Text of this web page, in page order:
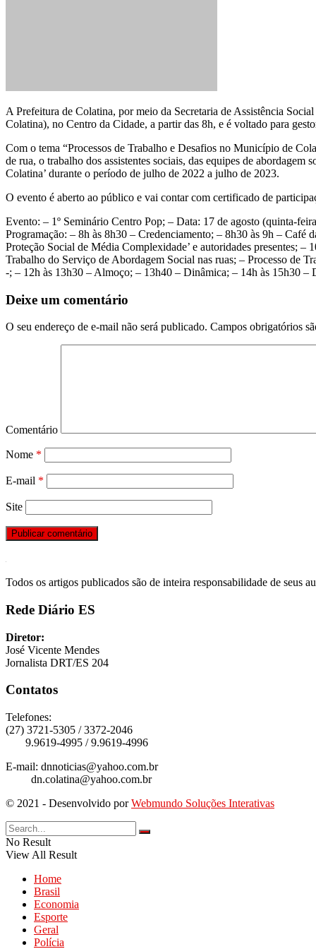
A Prefeitura de Colatina, por meio da Secretaria de Assistência
Colatina), no Centro da Cidade, a partir das 8h, e é voltado para
Com o tema “Processos de Trabalho e Desafios no Município de
de rua, o trabalho dos assistentes sociais, das equipes de
Colatina’ durante o período de julho de 2022 a julho de 2023.
O evento é aberto ao público e vai contar com certificado de
Evento: – 1º Seminário Centro Pop; – Data: 17 de agosto (quinta-
Programação: – 8h às 8h30 – Credenciamento; – 8h30 às 9h –
Proteção Social de Média Complexidade’ e autoridades presentes;
Trabalho do Serviço de Abordagem Social nas ruas; – Processo de
-; – 12h às 13h30 – Almoço; – 13h40 – Dinâmica; – 14h às 15h30 –
Deixe um comentário
O seu endereço de e-mail não será publicado. Campos obrigatórios
Comentário
Nome *
E-mail *
Site
Todos os artigos publicados são de inteira responsabilidade de seus
Rede Diário ES
Diretor:
José Vicente Mendes
Jornalista DRT/ES 204
Contatos
Telefones:
(27) 3721-5305 / 3372-2046
9.9619-4995 / 9.9619-4996
E-mail: dnnoticias@yahoo.com.br
dn.colatina@yahoo.com.br
© 2021 - Desenvolvido porWebmundo Soluções Interativas
No Result
View All Result
Home
Brasil
Economia
Esporte
Geral
Polícia